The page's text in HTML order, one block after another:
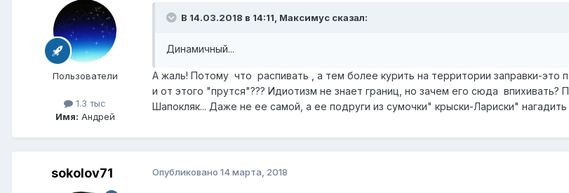
Пользователи
1.3 тыс
Имя: Андрей
В 14.03.2018 в 14:11, Максимус сказал:
Динамичный...
А жаль! Потому что распивать , а тем более курить на территории заправки-это
и от этого "прутся"??? Идиотизм не знает границ, но зачем его сюда
Шапокляк... Даже не ее самой, а ее подруги из сумочки" крыски-Лариски"
sokolov71 Опубликовано 14 марта, 2018